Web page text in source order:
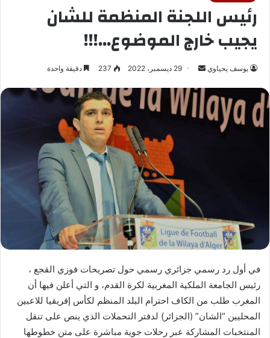
رئيس اللجنة المنظمة للشان
يجيب خارج الموضوع…!!!
يوسف يحياوي
س
ل
ك
ت
و
ن
ا
29 ديسمبر، 2022 237 دقيقة واحدة
في أول رد رسمي جزائري رسمي حول تصريحات فوزي القجع ،
رئيس الجامعة الملكية المغربية لكرة القدم، و التي أعلن فيها أن
المغرب طلب من الكاف احترام البلد المنظم لكأس إفريقيا للاعبين
المحليين “الشان” (الجزائر) لدفتر التحملات الذي ينص على تنقل
المنتخبات المشاركة عبر رحلات جوية مباشرة على متن خطوطها